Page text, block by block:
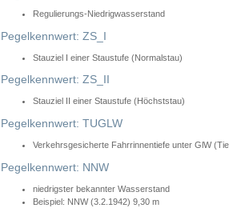
Regulierungs-Niedrigwasserstand
Pegelkennwert: ZS_I
Stauziel I einer Staustufe (Normalstau)
Pegelkennwert: ZS_II
Stauziel II einer Staustufe (Höchststau)
Pegelkennwert: TUGLW
Verkehrsgesicherte Fahrrinnentiefe unter GlW
Pegelkennwert: NNW
niedrigster bekannter Wasserstand
Beispiel: NNW (3.2.1942) 9,30 m